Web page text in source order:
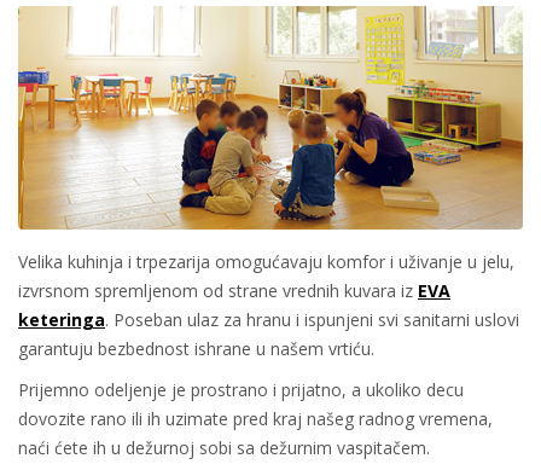
Velika kuhinja i trpezarija omogućavaju komfor i uživanje u jelu,
izvrsnom spremljenom od strane vrednih kuvara iz EVA
keteringa. Poseban ulaz za hranu i ispunjeni svi sanitarni uslovi
garantuju bezbednost ishrane u našem vrtiću.
Prijemno odeljenje je prostrano i prijatno, a ukoliko decu
dovozite rano ili ih uzimate pred kraj našeg radnog vremena,
naći ćete ih u dežurnoj sobi sa dežurnim vaspitačem.